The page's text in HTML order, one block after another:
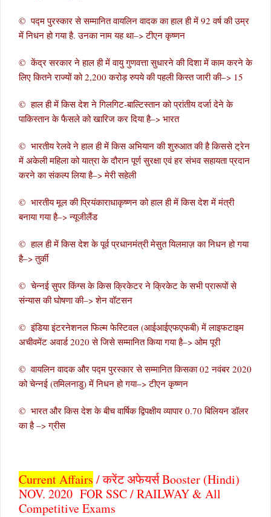
© पद्म पुरस्कार से सम्मानित वायलिन वादक का हाल ही में 92 वर्ष की उम्र
में निधन हो गया है. उनका नाम यह था–> टीएन कृष्णन
© केंद्र सरकार ने हाल ही में वायु गुणवत्ता सुधारने की दिशा में काम करने के
लिए कितने राज्यों को 2,200 करोड़ रुपये की पहली किस्त जारी की–> 15
© हाल ही में किस देश ने गिलगिट-बाल्टिस्तान को प्रांतीय दर्जा देने के
पाकिस्तान के फैसले को खारिज कर दिया है–> भारत
© भारतीय रेलवे ने हाल ही में किस अभियान की शुरुआत की है किससे ट्रेन
में अकेली महिला को यात्रा के दौरान पूर्ण सुरक्षा एवं हर संभव सहायता प्रदान
करने का संकल्प लिया है–> मेरी सहेली
© भारतीय मूल की प्रियंकाराधाकृष्णन को हाल ही में किस देश में मंत्री
बनाया गया है–> न्यूजीलैंड
© हाल ही में किस देश के पूर्व प्रधानमंत्री मेसुत यिलमाज़ का निधन हो गया
है–> तुर्की
© चेन्नई सुपर किंग्स के किस क्रिकेटर ने क्रिकेट के सभी प्रारूपों से
संन्यास की घोषणा की–> शेन वॉटसन
© इंडिया इंटरनेशनल फिल्म फेस्टिवल (आईआईएफएफबी) में लाइफटाइम
अचीवमेंट अवार्ड 2020 से जिसे सम्मानित किया गया है–> ओम पूरी
© वायलिन वादक और पद्म पुरस्कार से सम्मानित किसका 02 नवंबर 2020
को चेन्नई (तमिलनाडु) में निधन हो गया–> टीएन कृष्णन
© भारत और किस देश के बीच वार्षिक द्विपक्षीय व्यापार 0.70 बिलियन डॉलर
का है –>ग्रीस
Current Affairs / करेंट अफेयर्स Booster (Hindi)
NOV. 2020 FOR SSC / RAILWAY & All
Competitive Exams